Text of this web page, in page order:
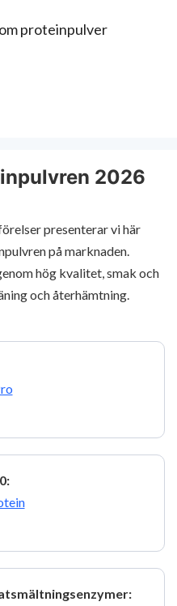
proteinpulver
2026
presenterar vi här
på marknaden.
hög kvalitet, smak och
och återhämtning.